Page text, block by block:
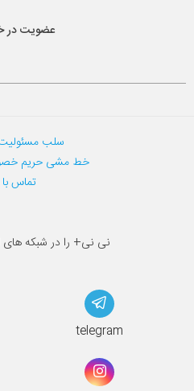
عضویت در
سلب
خط مشی حریم
تماس با
نی نی+ را در شبکه های
telegram